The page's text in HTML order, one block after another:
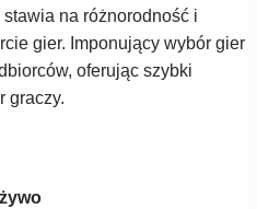
na różnorodność i
gier. Imponujący wybór gier
oferując szybki
graczy.